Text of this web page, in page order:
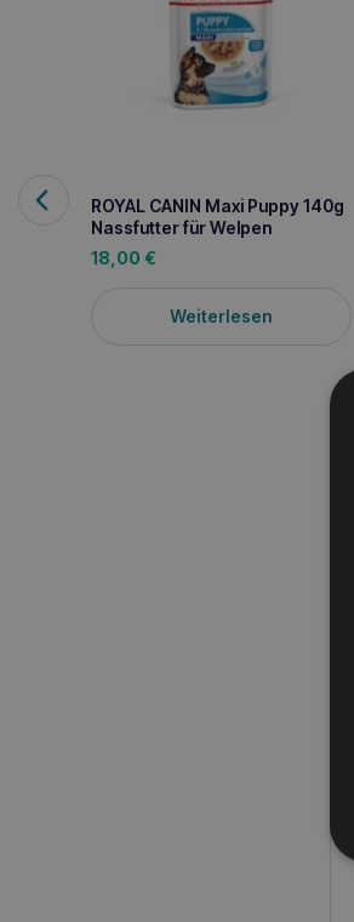
ROYAL CANIN Maxi Puppy 140g
Nassfutter für Welpen
18,00 €
Weiterlesen